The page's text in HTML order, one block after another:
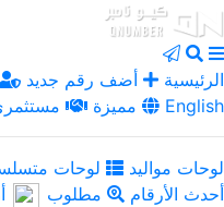
الرئيسية أضف رقم جديد
مميزة
English
لوحات مواليد لوحات
أحدث الأرقام
مطلوب